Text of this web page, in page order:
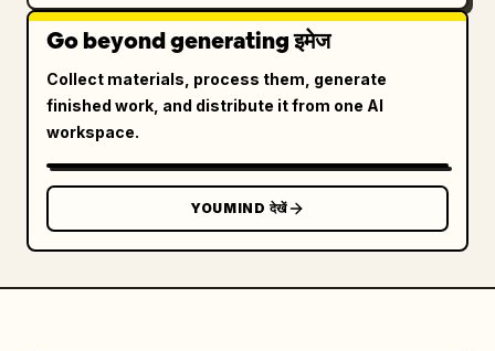
Go beyond generating इमेज
Collect materials, process them, generate
finished work, and distribute it from one AI
workspace.
YOUMIND देखें